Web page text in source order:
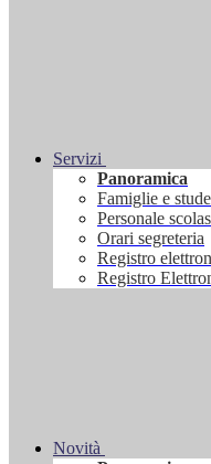
Servizi
Panoramica
Famiglie e
Personale
Orari segreteria
Registro
Registro
Novità